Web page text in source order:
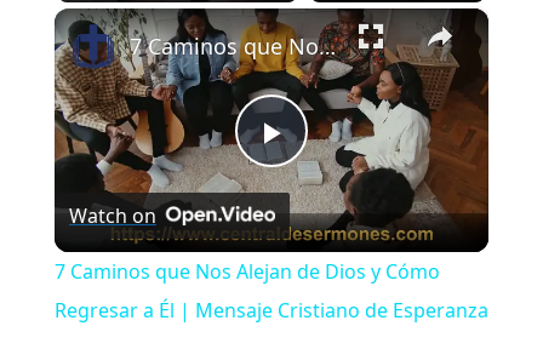
Play Unmute ×
Play
Video
7 Caminos que Nos Alejan de Dios y Cómo Regresar a Él | Mensaje Cristiano de Esperanza
Watch on
7 Caminos que Nos Alejan de Dios y Cómo
Regresar a Él | Mensaje Cristiano de Esperanza